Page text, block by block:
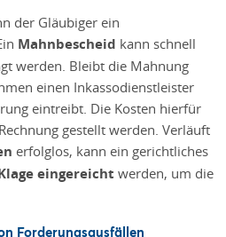
der Gläubiger ein
Mahnbescheid kann schnell
werden. Bleibt die Mahnung
einen Inkassodienstleister
eintreibt. Die Kosten hierfür
gestellt werden. Verläuft
erfolglos, kann ein gerichtliches
eingereicht werden, um die
Forderungsausfällen